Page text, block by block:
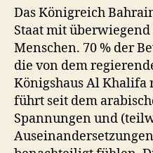
Das Königreich
Staat mit
Menschen. 70 % der
die von dem
Königshaus Al Khalifa
führt seit dem
Spannungen und